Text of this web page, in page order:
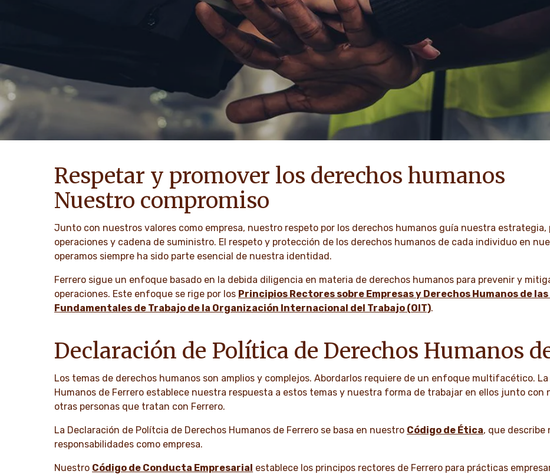
Respetar y promover los derechos humanos
Nuestro compromiso
Junto con nuestros valores como empresa, nuestro respeto por los derechos humanos guía nuestra
operaciones y cadena de suministro. El respeto y protección de los derechos humanos de cada individuo en
operamos siempre ha sido parte esencial de nuestra identidad.
Ferrero sigue un enfoque basado en la debida diligencia en materia de derechos humanos para prevenir y
operaciones. Este enfoque se rige por los Principios Rectores sobre Empresas y Derechos Humanos de
Fundamentales de Trabajo de la Organización Internacional del Trabajo (OIT).
Declaración de Política de Derechos Humanos
Los temas de derechos humanos son amplios y complejos. Abordarlos requiere de un enfoque multifacético.
Humanos de Ferrero establece nuestra respuesta a estos temas y nuestra forma de trabajar en ellos junto con
otras personas que tratan con Ferrero.
La Declaración de Polítcia de Derechos Humanos de Ferrero se basa en nuestro Código de Ética, que describe
responsabilidades como empresa.
Nuestro Código de Conducta Empresarial establece los principos rectores de Ferrero para prácticas